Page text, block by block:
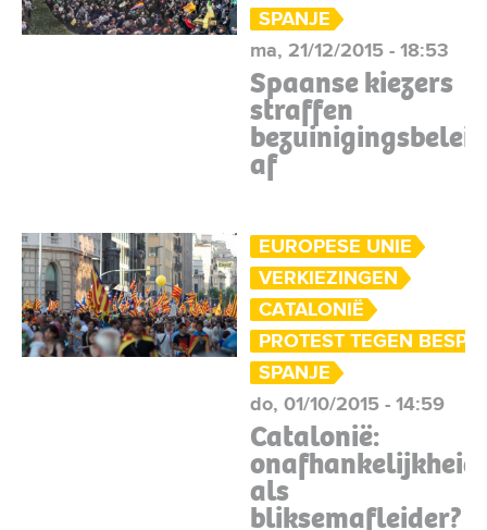
SPANJE
ma, 21/12/2015 - 18:53
Spaanse kiezers
straffen
bezuinigingsbeleid
af
EUROPESE UNIE
VERKIEZINGEN
CATALONIË
PROTEST TEGEN
SPANJE
do, 01/10/2015 - 14:59
Catalonië:
als
bliksemafleider?